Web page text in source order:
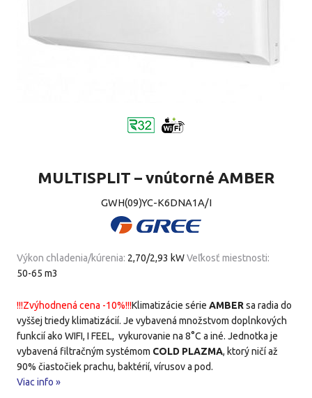
MULTISPLIT – vnútorné AMBER
GWH(09)YC-K6DNA1A/I
Výkon chladenia/kúrenia: 2,70/2,93 kWVeľkosť miestnosti:
50-65 m3
!!!Zvýhodnená cena -10%!!!Klimatizácie série AMBER sa radia do
vyššej triedy klimatizácií. Je vybavená množstvom doplnkových
funkcií ako WIFI, I FEEL, vykurovanie na 8°C a iné. Jednotka je
vybavená filtračným systémom COLD PLAZMA, ktorý ničí až
90% čiastočiek prachu, baktérií, vírusov a pod.
Viac info »